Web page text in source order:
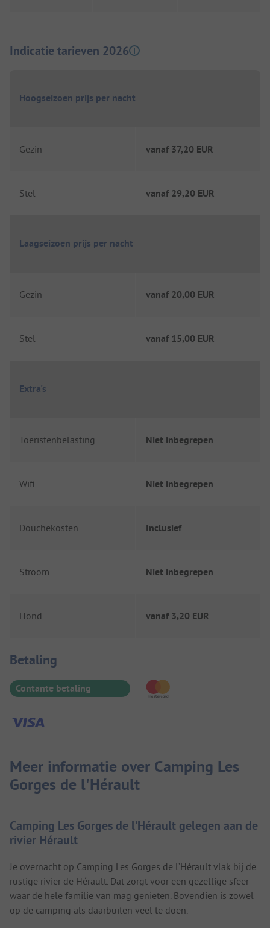
Indicatie tarieven 2026
Hoogseizoen prijs per nacht
Gezin vanaf 37,20 EUR
Stel vanaf 29,20 EUR
Laagseizoen prijs per nacht
Gezin vanaf 20,00 EUR
Stel vanaf 15,00 EUR
Extra's
Toeristenbelasting Niet inbegrepen
Wifi Niet inbegrepen
Douchekosten Inclusief
Stroom Niet inbegrepen
Hond vanaf 3,20 EUR
Betaalinformatie
Betaling
Contante betaling
Meer informatie over Camping Les
Gorges de l'Hérault
Camping Les Gorges de l’Hérault gelegen aan de
rivier Hérault
Je overnacht op Camping Les Gorges de l’Hérault vlak bij de
rustige rivier de Hérault. Dat zorgt voor een gezellige sfeer
waar de hele familie van mag genieten. Bovendien is zowel
op de camping als daarbuiten veel te doen.